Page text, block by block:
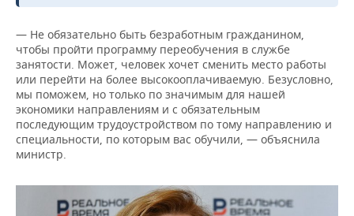
— Не обязательно быть безработным гражданином,
чтобы пройти программу переобучения в службе
занятости. Может, человек хочет сменить место работы
или перейти на более высокооплачиваемую. Безусловно,
мы поможем, но только по значимым для нашей
экономики направлениям и с обязательным
последующим трудоустройством по тому направлению и
специальности, по которым вас обучили, — объяснила
министр.